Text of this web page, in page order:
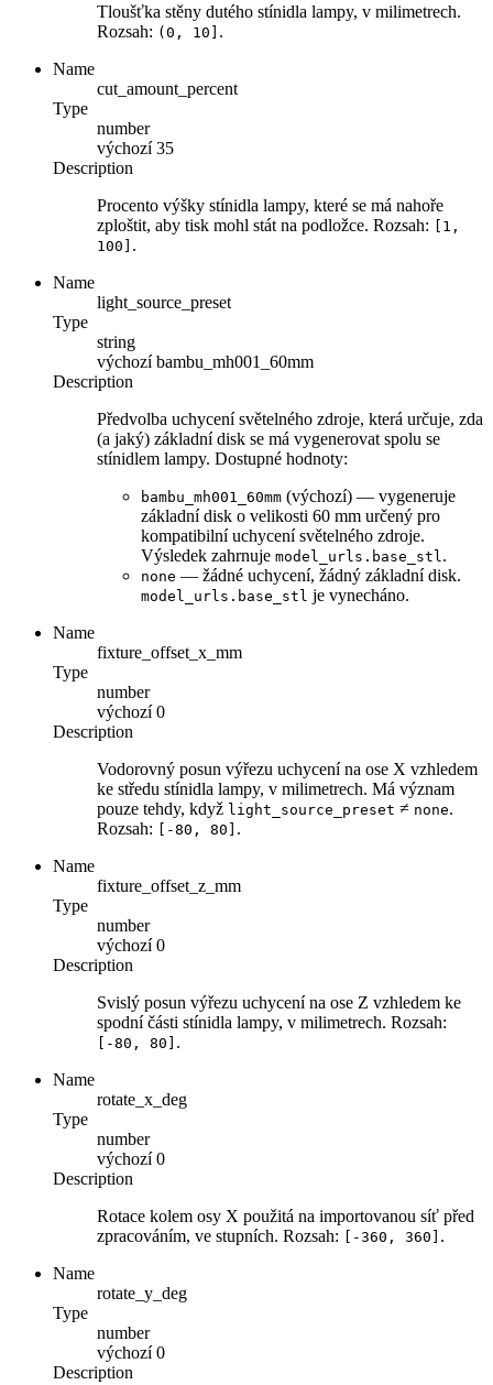
Tloušťka stěny dutého stínidla lampy, v milimetrech.
Rozsah: (0, 10] .
Name
cut_amount_percent
Type
number
výchozí 35
Description
Procento výšky stínidla lampy, které se má nahoře
zploštit, aby tisk mohl stát na podložce. Rozsah: [1,
100] .
Name
light_source_preset
Type
string
výchozí bambu_mh001_60mm
Description
Předvolba uchycení světelného zdroje, která určuje, zda
(a jaký) základní disk se má vygenerovat spolu se
stínidlem lampy. Dostupné hodnoty:
bambu_mh001_60mm (výchozí) — vygeneruje
základní disk o velikosti 60 mm určený pro
kompatibilní uchycení světelného zdroje.
Výsledek zahrnuje model_urls.base_stl .
none — žádné uchycení, žádný základní disk.
model_urls.base_stl je vynecháno.
Name
fixture_offset_x_mm
Type
number
výchozí 0
Description
Vodorovný posun výřezu uchycení na ose X vzhledem
ke středu stínidla lampy, v milimetrech. Má význam
pouze tehdy, když light_source_preset ≠ none.
Rozsah: [-80, 80] .
Name
fixture_offset_z_mm
Type
number
výchozí 0
Description
Svislý posun výřezu uchycení na ose Z vzhledem ke
spodní části stínidla lampy, v milimetrech. Rozsah:
[-80, 80] .
Name
rotate_x_deg
Type
number
výchozí 0
Description
Rotace kolem osy X použitá na importovanou síť před
zpracováním, ve stupních. Rozsah: [-360, 360] .
Name
rotate_y_deg
Type
number
výchozí 0
Description